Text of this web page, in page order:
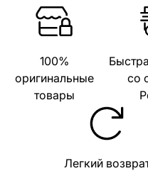
100%
оригинальные
товары
со
Легкий